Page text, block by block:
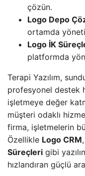
çözün.
Logo Depo
ortamda
Logo İK
platformda
Terapi Yazılım,
profesyonel destek
işletmeye değer
müşteri odaklı
firma, işletmelerin
Özellikle Logo CRM,
Süreçleri gibi
hızlandıran güçlü